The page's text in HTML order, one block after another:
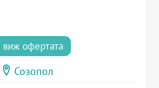
виж офертата
Созопол